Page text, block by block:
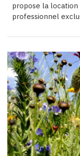
propose la location
professionnel